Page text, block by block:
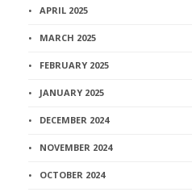
APRIL 2025
MARCH 2025
FEBRUARY 2025
JANUARY 2025
DECEMBER 2024
NOVEMBER 2024
OCTOBER 2024